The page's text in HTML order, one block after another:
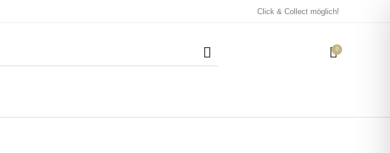
Click & Collect möglich!
0